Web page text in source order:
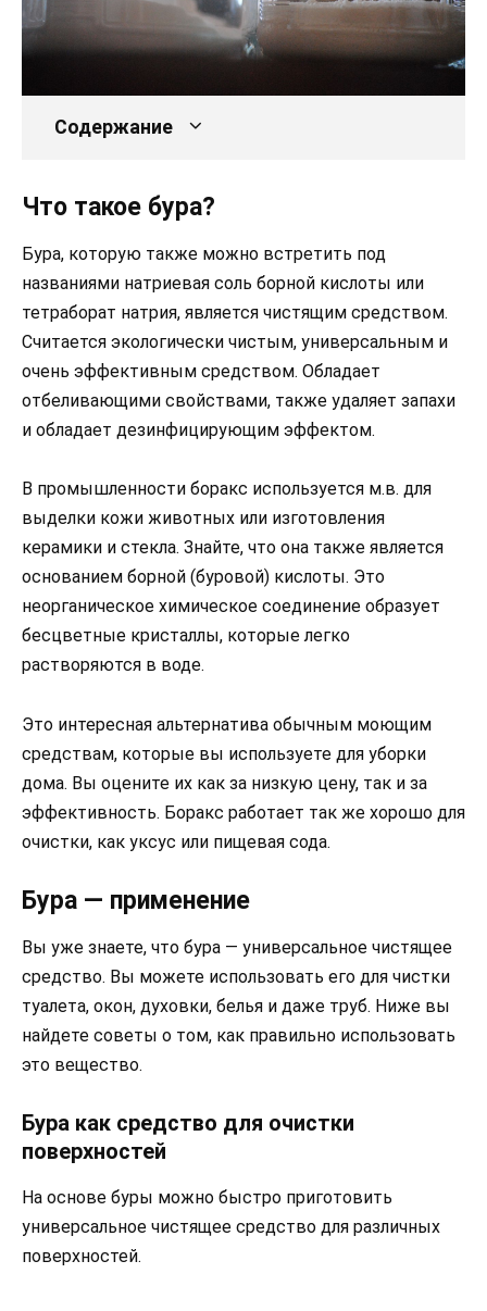
Содержание
Что такое бура?
Бура, которую также можно встретить под
названиями натриевая соль борной кислоты или
тетраборат натрия, является чистящим средством.
Считается экологически чистым, универсальным и
очень эффективным средством. Обладает
отбеливающими свойствами, также удаляет запахи
и обладает дезинфицирующим эффектом.
В промышленности боракс используется м.в. для
выделки кожи животных или изготовления
керамики и стекла. Знайте, что она также является
основанием борной (буровой) кислоты. Это
неорганическое химическое соединение образует
бесцветные кристаллы, которые легко
растворяются в воде.
Это интересная альтернатива обычным моющим
средствам, которые вы используете для уборки
дома. Вы оцените их как за низкую цену, так и за
эффективность. Боракс работает так же хорошо для
очистки, как уксус или пищевая сода.
Бура — применение
Вы уже знаете, что бура — универсальное чистящее
средство. Вы можете использовать его для чистки
туалета, окон, духовки, белья и даже труб. Ниже вы
найдете советы о том, как правильно использовать
это вещество.
Бура как средство для очистки
поверхностей
На основе буры можно быстро приготовить
универсальное чистящее средство для различных
поверхностей.